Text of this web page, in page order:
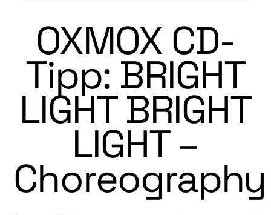
OXMOX CD-
Tipp: BRIGHT
LIGHT BRIGHT
LIGHT –
Choreography